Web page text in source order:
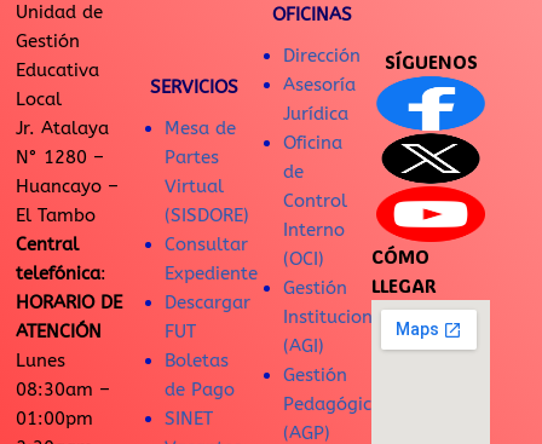
Unidad de
Gestión
Educativa
Local
Jr. Atalaya
N° 1280 –
Huancayo –
El Tambo
Central
telefónica:
HORARIO DE
ATENCIÓN
Lunes
08:30am –
01:00pm
SERVICIOS
Mesa de
Partes
Virtual
(SISDORE)
Consultar
Expediente
Descargar
FUT
Boletas
de Pago
SINET
OFICINAS
Dirección
Asesoría
Jurídica
Oficina
de
Control
Interno
(OCI)
Gestión
Institucional
(AGI)
Gestión
Pedagógica
(AGP)
SÍGUENOS
CÓMO
LLEGAR